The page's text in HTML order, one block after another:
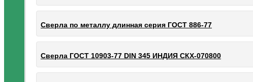
Сверла по металлу длинная серия ГОСТ 886-77
Сверла ГОСТ 10903-77 DIN 345 ИНДИЯ СКХ-070800